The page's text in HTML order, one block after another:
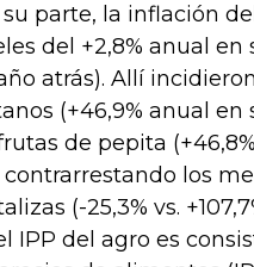
parte, la inflación
del +2,8% anual en
atrás). Allí
(+46,9% anual en
de pepita (+46,8%
los
(-25,3% vs.
IPP del agro es